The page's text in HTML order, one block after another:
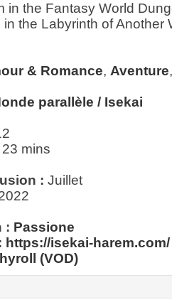
in the Fantasy World
in the Labyrinth of Another
& Romance, Aventure
parallèle / Isekai
23 mins
: Juillet
: Passione
https://isekai-harem.com/
(VOD)